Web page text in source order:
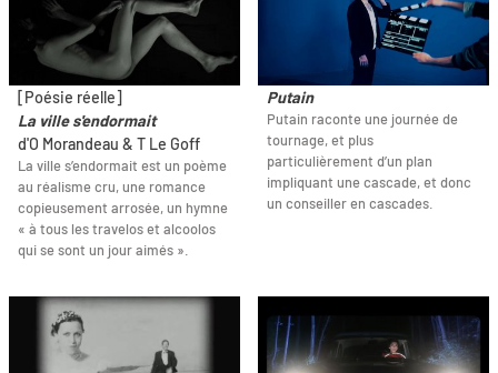
[Poésie réelle]
La ville s'endormait
d'O Morandeau & T Le Goff
La ville s’endormait est un poème
au réalisme cru, une romance
copieusement arrosée, un hymne
« à tous les travelos et alcoolos
qui se sont un jour aimés ».
Putain
Putain raconte une journée de
tournage, et plus
particulièrement d’un plan
impliquant une cascade, et donc
un conseiller en cascades.